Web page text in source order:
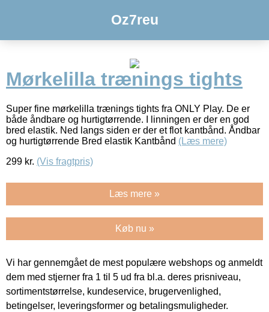
Oz7reu
Mørkelilla trænings tights
Super fine mørkelilla trænings tights fra ONLY Play. De er
både åndbare og hurtigtørrende. I linningen er der en god
bred elastik. Ned langs siden er der et flot kantbånd. Åndbar
og hurtigtørrende Bred elastik Kantbånd (Læs mere)
299 kr. (Vis fragtpris)
Læs mere »
Køb nu »
Vi har gennemgået de mest populære webshops og anmeldt
dem med stjerner fra 1 til 5 ud fra bl.a. deres prisniveau,
sortimentstørrelse, kundeservice, brugervenlighed,
betingelser, leveringsformer og betalingsmuligheder.